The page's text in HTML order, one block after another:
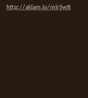
http://aklam.io/mirSwB